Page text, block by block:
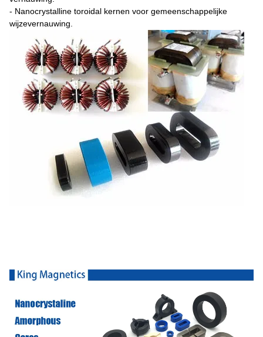
- Nanocrystalline toroidal kernen voor gemeenschappelijke
wijzevernauwing.